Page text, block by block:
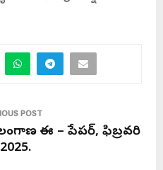
POST
ఈ – పేపర్, ఫిబ్రవరి